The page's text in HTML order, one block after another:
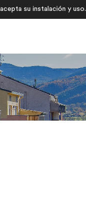
su instalación y uso.